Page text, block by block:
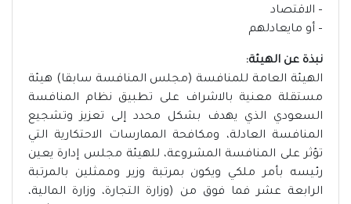
– الاقتصاد
– أو مايعادلهم
نبذة عن الهيئة:
الهيئة العامة للمنافسة (مجلس المنافسة سابقا) هيئة
مستقلة معنية بالاشراف على تطبيق نظام المنافسة
السعودي الذي يهدف بشكل محدد إلى تعزيز وتشجيع
المنافسة العادلة، ومكافحة الممارسات الاحتكارية التي
تؤثر على المنافسة المشروعة، للهيئة مجلس إدارة يعين
رئيسه بأمر ملكي ويكون بمرتبة وزير وممثلين بالمرتبة
الرابعة عشر فما فوق من (وزارة التجارة، وزارة المالية،